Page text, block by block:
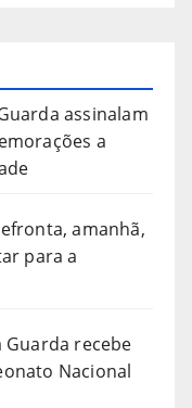
assinalam
a
amanhã,
para a
Guarda recebe
Nacional